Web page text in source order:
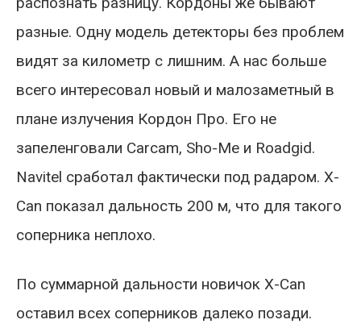
разные. Одну модель детекторы без проблем
видят за километр с лишним. А нас больше
всего интересовал новый и малозаметный в
плане излучения Кордон Про. Его не
запеленговали Carcam, Sho-Me и Roadgid.
Navitel сработал фактически под радаром. X-
Can показал дальность 200 м, что для такого
соперника неплохо.
По суммарной дальности новичок X-Can
оставил всех соперников далеко позади.